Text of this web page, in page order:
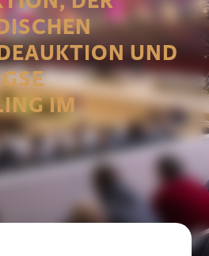
UND
IM